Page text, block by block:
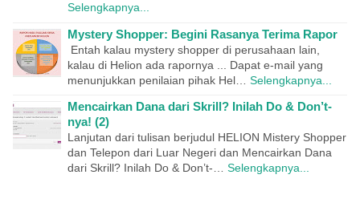
Selengkapnya...
Mystery Shopper: Begini Rasanya Terima Rapor
Entah kalau mystery shopper di perusahaan lain,
kalau di Helion ada rapornya ... Dapat e-mail yang
menunjukkan penilaian pihak Hel…
Selengkapnya...
Mencairkan Dana dari Skrill? Inilah Do & Don’t-
nya! (2)
Lanjutan dari tulisan berjudul HELION Mistery Shopper
dan Telepon dari Luar Negeri dan Mencairkan Dana
dari Skrill? Inilah Do & Don’t-…
Selengkapnya...